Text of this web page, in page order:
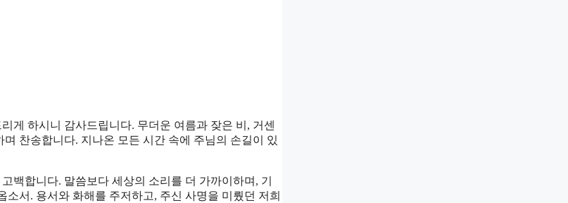
게 하시니 감사드립니다. 무더운 여름과 잦은 비, 거센
찬송합니다. 지나온 모든 시간 속에 주님의 손길이 있
백합니다. 말씀보다 세상의 소리를 더 가까이하며, 기
서. 용서와 화해를 주저하고, 주신 사명을 미뤘던 저희